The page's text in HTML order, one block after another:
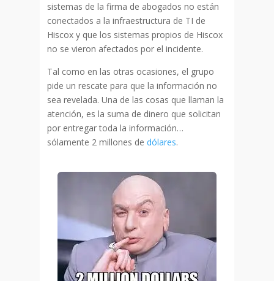
sistemas de la firma de abogados no están
conectados a la infraestructura de TI de
Hiscox y que los sistemas propios de Hiscox
no se vieron afectados por el incidente.
Tal como en las otras ocasiones, el grupo
pide un rescate para que la información no
sea revelada. Una de las cosas que llaman la
atención, es la suma de dinero que solicitan
por entregar toda la información…
sólamente 2 millones de dólares.